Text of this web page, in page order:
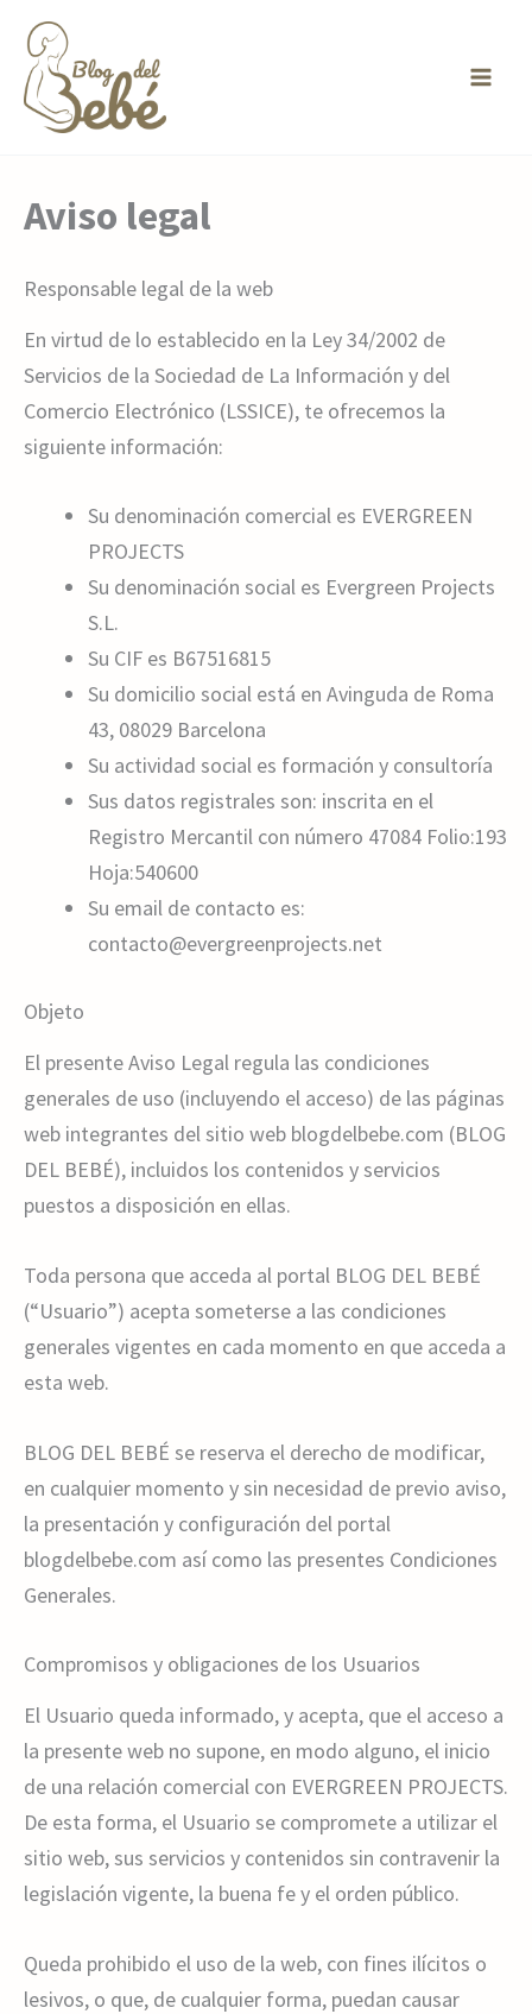
contenido
Aviso legal
Responsable legal de la web
En virtud de lo establecido en la Ley 34/2002 de
Servicios de la Sociedad de La Información y del
Comercio Electrónico (LSSICE), te ofrecemos la
siguiente información:
Su denominación comercial es EVERGREEN
PROJECTS
Su denominación social es Evergreen Projects
S.L.
Su CIF es B67516815
Su domicilio social está en Avinguda de Roma
43, 08029 Barcelona
Su actividad social es formación y consultoría
Sus datos registrales son: inscrita en el
Registro Mercantil con número 47084 Folio:193
Hoja:540600
Su email de contacto es:
contacto@evergreenprojects.net
Objeto
El presente Aviso Legal regula las condiciones
generales de uso (incluyendo el acceso) de las páginas
web integrantes del sitio web blogdelbebe.com (BLOG
DEL BEBÉ), incluidos los contenidos y servicios
puestos a disposición en ellas.
Toda persona que acceda al portal BLOG DEL BEBÉ
(“Usuario”) acepta someterse a las condiciones
generales vigentes en cada momento en que acceda a
esta web.
BLOG DEL BEBÉ se reserva el derecho de modificar,
en cualquier momento y sin necesidad de previo aviso,
la presentación y configuración del portal
blogdelbebe.com así como las presentes Condiciones
Generales.
Compromisos y obligaciones de los Usuarios
El Usuario queda informado, y acepta, que el acceso a
la presente web no supone, en modo alguno, el inicio
de una relación comercial con EVERGREEN PROJECTS.
De esta forma, el Usuario se compromete a utilizar el
sitio web, sus servicios y contenidos sin contravenir la
legislación vigente, la buena fe y el orden público.
Queda prohibido el uso de la web, con fines ilícitos o
lesivos, o que, de cualquier forma, puedan causar